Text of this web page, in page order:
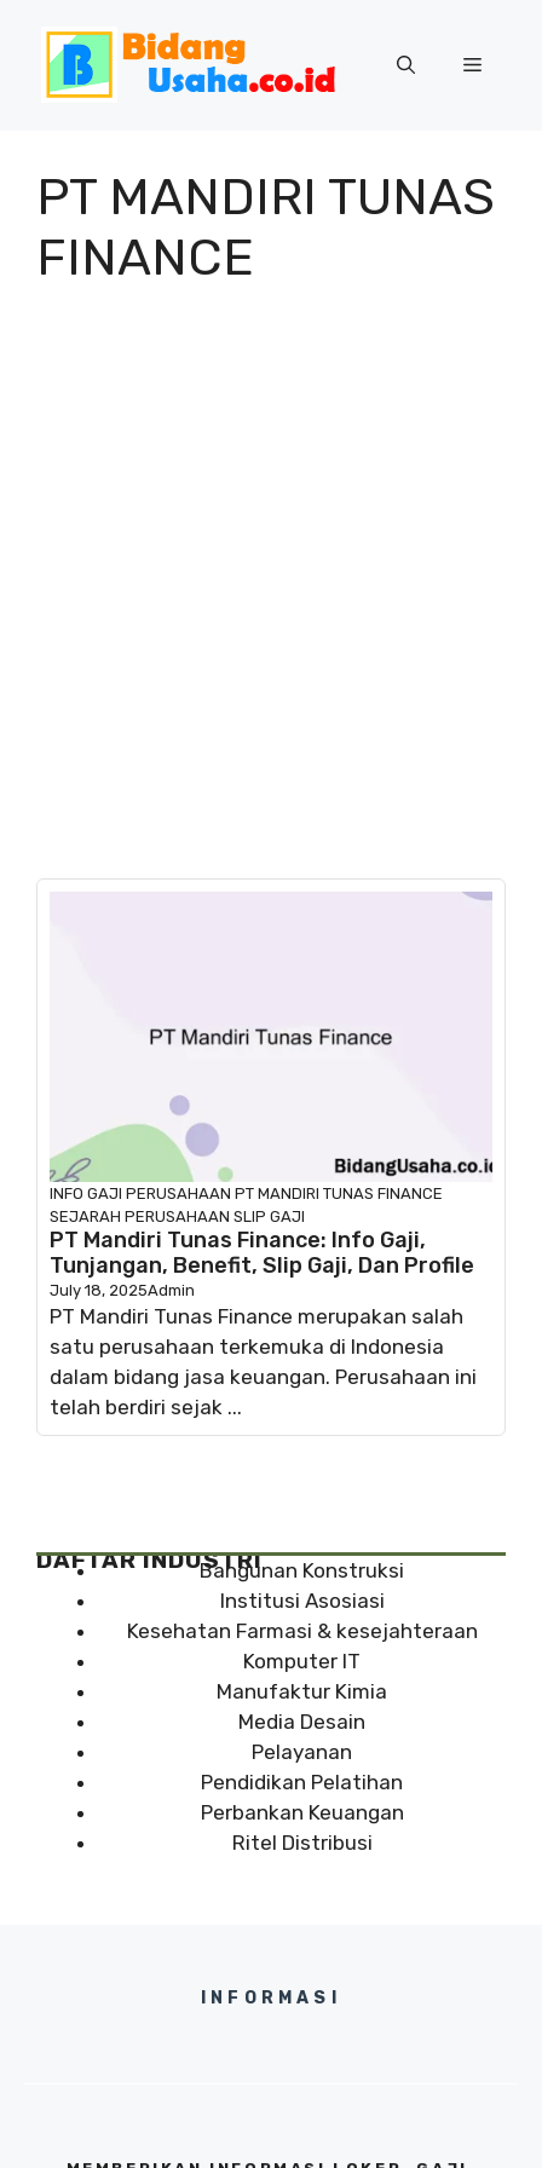
Menu
PT MANDIRI TUNAS
FINANCE
INFO GAJI PERUSAHAAN PT MANDIRI TUNAS FINANCE
SEJARAH PERUSAHAAN SLIP GAJI
PT Mandiri Tunas Finance: Info Gaji,
Tunjangan, Benefit, Slip Gaji, Dan Profile
July 18, 2025Admin
PT Mandiri Tunas Finance merupakan salah
satu perusahaan terkemuka di Indonesia
dalam bidang jasa keuangan. Perusahaan ini
telah berdiri sejak ...
DAFTAR INDUSTRIBangunan Konstruksi
Institusi Asosiasi
Kesehatan Farmasi & kesejahteraan
Komputer IT
Manufaktur Kimia
Media Desain
Pelayanan
Pendidikan Pelatihan
Perbankan Keuangan
Ritel Distribusi
INFORMASI